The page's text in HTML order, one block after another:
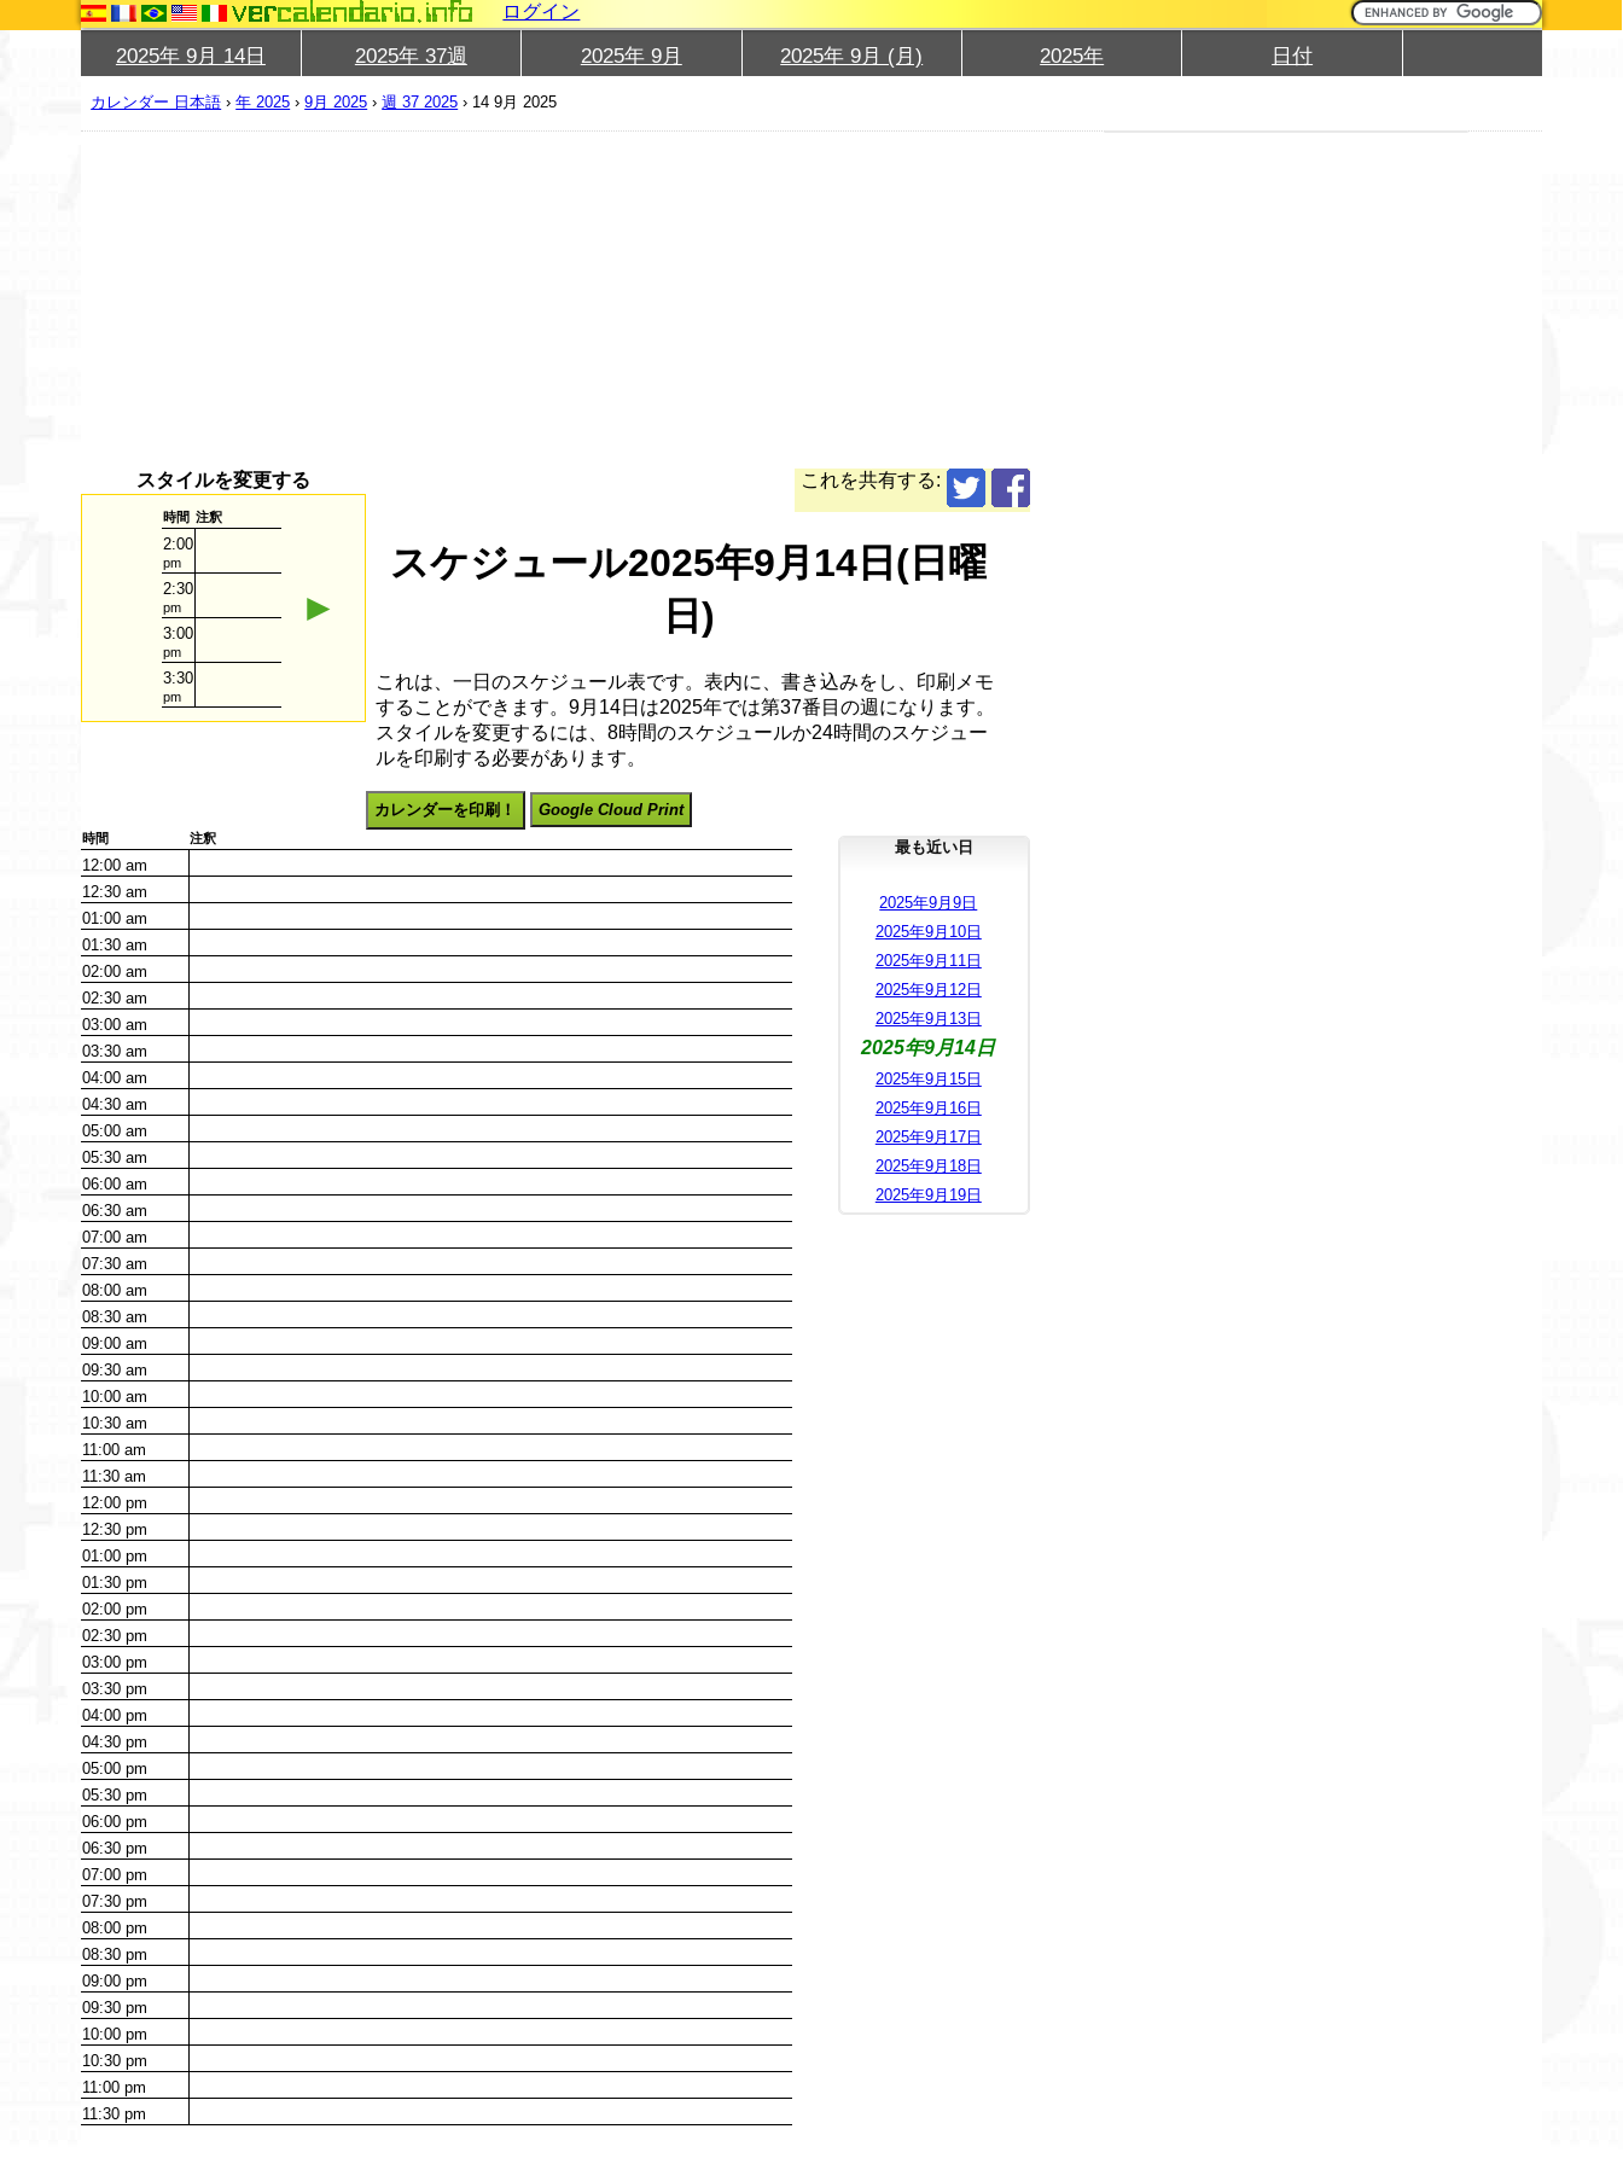
ログイン
2025年 9月 14日 2025年 37週 2025年 9月 2025年 9月 (月) 2025年 日付
カレンダー 日本語 ›年 2025 ›9月 2025 ›週 37 2025 › 14 9月 2025
これを共有する:
スタイルを変更する
時間 注釈
2:00
pm
2:30
pm
3:00
pm
3:30
pm
►
スケジュール2025年9月14日(日曜
日)
これは、一日のスケジュール表です。表内に、書き込みをし、印刷メモ
することができます。9月14日は2025年では第37番目の週になります。
スタイルを変更するには、8時間のスケジュールか24時間のスケジュー
ルを印刷する必要があります。
カレンダーを印刷！ Google Cloud Print
時間 注釈
12:00am
12:30am
01:00am
01:30am
02:00am
02:30am
03:00am
03:30am
04:00am
04:30am
05:00am
05:30am
06:00am
06:30am
07:00am
07:30am
08:00am
08:30am
09:00am
09:30am
10:00am
10:30am
11:00am
11:30am
12:00pm
12:30pm
01:00pm
01:30pm
02:00pm
02:30pm
03:00pm
03:30pm
04:00pm
04:30pm
05:00pm
05:30pm
06:00pm
06:30pm
07:00pm
07:30pm
08:00pm
08:30pm
09:00pm
09:30pm
10:00pm
10:30pm
11:00pm
11:30pm
最も近い日
2025年9月9日
2025年9月10日
2025年9月11日
2025年9月12日
2025年9月13日
2025年9月14日
2025年9月15日
2025年9月16日
2025年9月17日
2025年9月18日
2025年9月19日